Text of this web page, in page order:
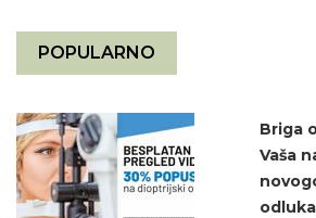
POPULARNO
Briga
Vaša